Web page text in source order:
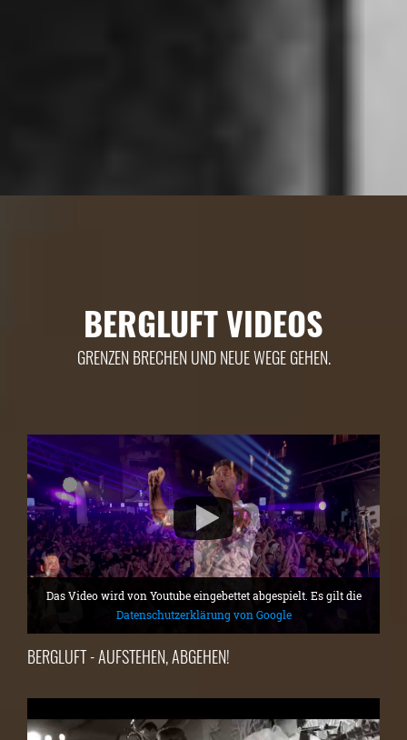
BERGLUFT VIDEOS
GRENZEN BRECHEN UND NEUE WEGE GEHEN.
Das Video wird von Youtube eingebettet abgespielt. Es gilt die
Datenschutzerklärung von Google
BERGLUFT - AUFSTEHEN, ABGEHEN!